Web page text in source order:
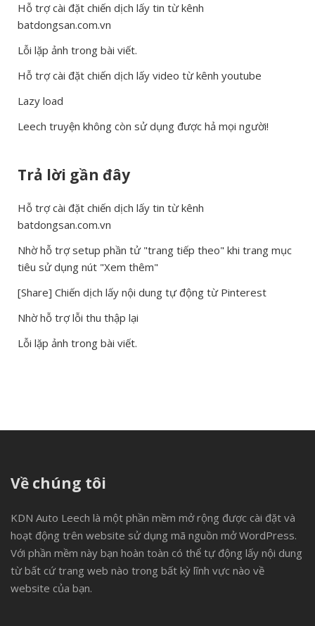
Hỗ trợ cài đặt chiến dịch lấy tin từ kênh
batdongsan.com.vn
Lỗi lặp ảnh trong bài viết.
Hỗ trợ cài đặt chiến dịch lấy video từ kênh youtube
Lazy load
Leech truyện không còn sử dụng được hả mọi người!
Trả lời gần đây
Hỗ trợ cài đặt chiến dịch lấy tin từ kênh
batdongsan.com.vn
Nhờ hỗ trợ setup phần tử "trang tiếp theo" khi trang mục
tiêu sử dụng nút "Xem thêm"
[Share] Chiến dịch lấy nội dung tự động từ Pinterest
Nhờ hỗ trợ lỗi thu thập lại
Lỗi lặp ảnh trong bài viết.
Về chúng tôi
KDN Auto Leech là một phần mềm mở rộng được cài đặt và
hoạt động trên website sử dụng mã nguồn mở WordPress.
Với phần mềm này bạn hoàn toàn có thể tự động lấy nội dung
từ bất cứ trang web nào trong bất kỳ lĩnh vực nào về
website của bạn.